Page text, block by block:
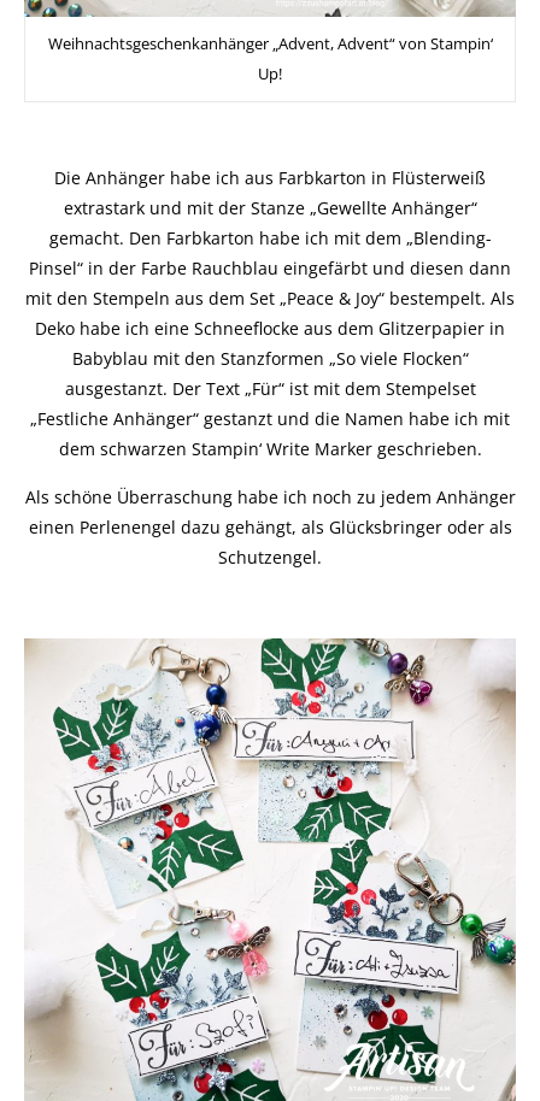
Weihnachtsgeschenkanhänger „Advent, Advent“ von Stampin‘
Up!
Die Anhänger habe ich aus Farbkarton in Flüsterweiß
extrastark und mit der Stanze „Gewellte Anhänger“
gemacht. Den Farbkarton habe ich mit dem „Blending-
Pinsel“ in der Farbe Rauchblau eingefärbt und diesen dann
mit den Stempeln aus dem Set „Peace & Joy“ bestempelt. Als
Deko habe ich eine Schneeflocke aus dem Glitzerpapier in
Babyblau mit den Stanzformen „So viele Flocken“
ausgestanzt. Der Text „Für“ ist mit dem Stempelset
„Festliche Anhänger“ gestanzt und die Namen habe ich mit
dem schwarzen Stampin‘ Write Marker geschrieben.
Als schöne Überraschung habe ich noch zu jedem Anhänger
einen Perlenengel dazu gehängt, als Glücksbringer oder als
Schutzengel.